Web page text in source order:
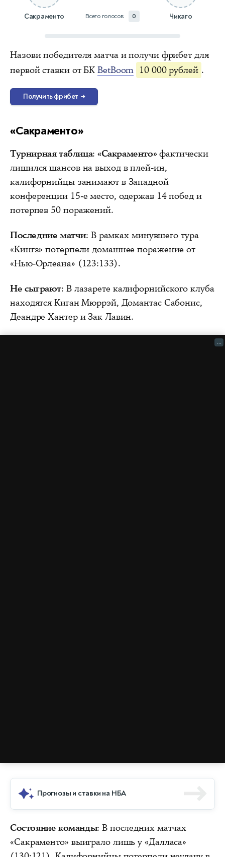
Сакраменто Всего голосов: 0 Чикаго
Назови победителя матча и получи фрибет для
первой ставки от БК BetBoom 10 000 рублей .
Получить фрибет →
«Сакраменто»
Турнирная таблица: «Сакраменто»фактически
лишился шансов на выход в плей-ин,
калифорнийцы занимают в Западной
конференции 15-е место, одержав 14 побед и
потерпев 50 поражений.
Последние матчи: В рамках минувшего тура
«Кингз» потерпели домашнее поражение от
«Нью-Орлеана» (123:133).
Не сыграют: В лазарете калифорнийского клуба
находятся Киган Мюррэй, Домантас Сабонис,
Деандре Хантер и Зак Лавин.
...
Прогнозы и ставки на НБА
Состояние команды: В последних матчах
«Сакраменто» выиграло лишь у «Далласа»